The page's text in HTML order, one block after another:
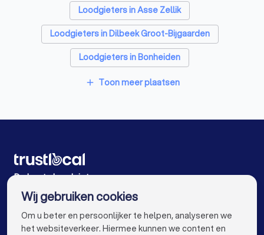
Boekhouders in Machelen
Zonwering specialisten in Machelen
Loodgieters in Machelen
Loodgieters in Asse Zellik
Loodgieters in Dilbeek Groot-Bijgaarden
Loodgieters in Bonheiden
Loodgieters in Merchtem
Loodgieters in Sint-Katelijne-Waver
Loodgieters in Rumst
Loodgieters in Antwerpen
Loodgieters in Gent
Loodgieters in Brugge
Loodgieters in Leuven
Loodgieters in Aalst
add Toon meer plaatsen
De beste Loodgieters voor u
Wij gebruiken cookies
Om u beter en persoonlijker te helpen, analyseren we
het websiteverkeer. Hiermee kunnen we content en